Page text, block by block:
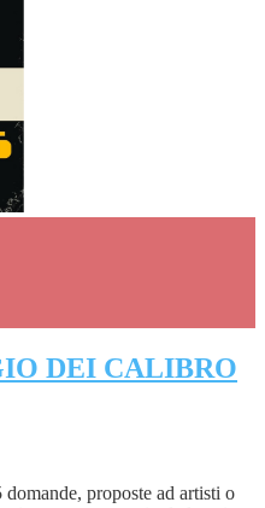
DEI CALIBRO
proposte ad artisti o